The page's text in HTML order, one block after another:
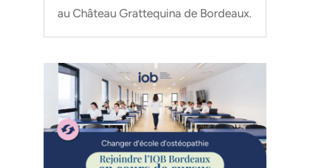
au Château Grattequina de Bordeaux.